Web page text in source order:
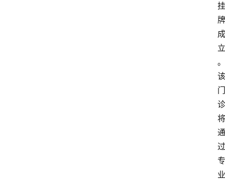
挂
牌
成
立
。
该
门
诊
将
通
过
专
业